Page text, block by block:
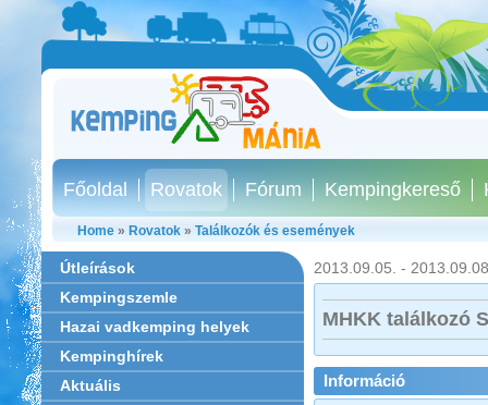
Főoldal Rovatok Fórum Kempingkereső
Home » Rovatok » Találkozók és események
Útleírások
Kempingszemle
Hazai vadkemping helyek
Kempinghírek
Aktuális
2013.09.05. -
MHKK találkozó
Információ